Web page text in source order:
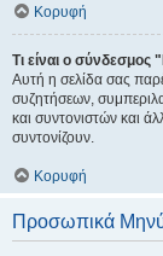
Κορυφή
Τι είναι ο σύνδεσμος
Αυτή η σελίδα σας
συζητήσεων,
και συντονιστών και
συντονίζουν.
Κορυφή
Προσωπικά